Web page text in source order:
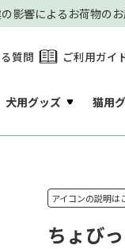
影響によるお荷物の
質問 ご利用ガイ
犬用グッズ 猫用
アイコンの説明は
ちょび